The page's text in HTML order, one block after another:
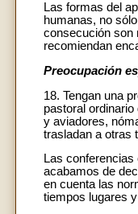
Las formas del
humanas, no
consecución son
recomiendan
Preocupación
18. Tengan una
pastoral
y aviadores,
trasladan a otras
Las
acabamos de
en cuenta las
tiempos lugares